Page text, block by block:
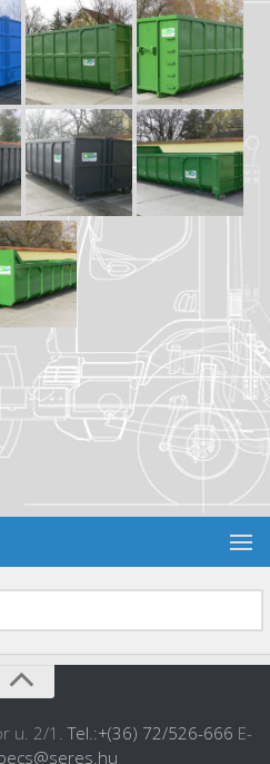
u. 2/1.Tel.:+(36) 72/526-666 E-